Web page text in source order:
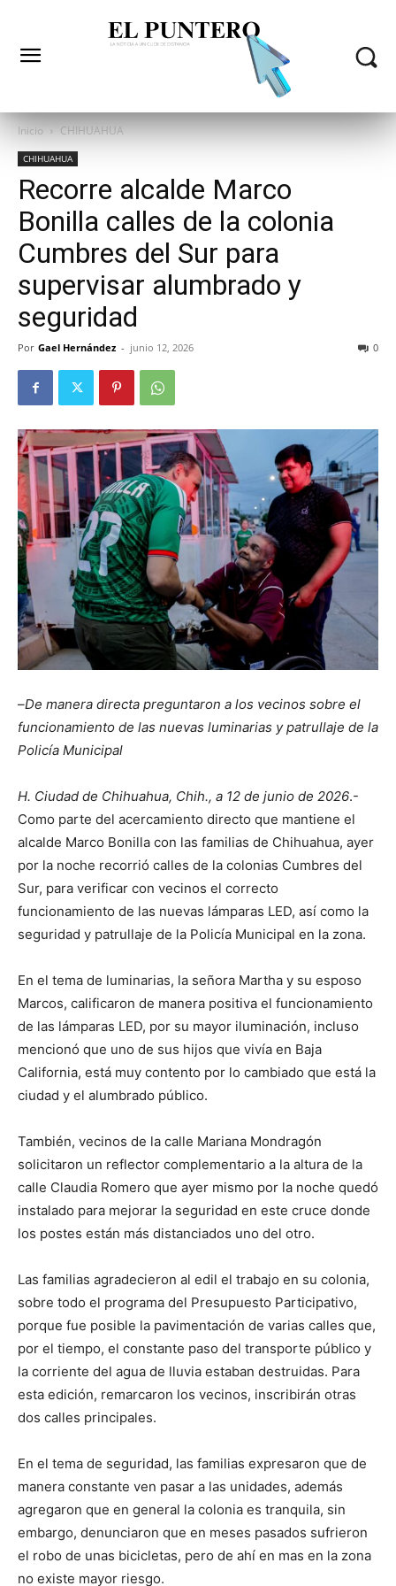
Inicio CHIHUAHUA
CHIHUAHUA
Recorre alcalde Marco
Bonilla calles de la colonia
Cumbres del Sur para
supervisar alumbrado y
seguridad
Por Gael Hernández - junio 12, 2026 0
–De manera directa preguntaron a los vecinos sobre el
funcionamiento de las nuevas luminarias y patrullaje de la
Policía Municipal
H. Ciudad de Chihuahua, Chih., a 12 de junio de 2026.-
Como parte del acercamiento directo que mantiene el
alcalde Marco Bonilla con las familias de Chihuahua, ayer
por la noche recorrió calles de la colonias Cumbres del
Sur, para verificar con vecinos el correcto
funcionamiento de las nuevas lámparas LED, así como la
seguridad y patrullaje de la Policía Municipal en la zona.
En el tema de luminarias, la señora Martha y su esposo
Marcos, calificaron de manera positiva el funcionamiento
de las lámparas LED, por su mayor iluminación, incluso
mencionó que uno de sus hijos que vivía en Baja
California, está muy contento por lo cambiado que está la
ciudad y el alumbrado público.
También, vecinos de la calle Mariana Mondragón
solicitaron un reflector complementario a la altura de la
calle Claudia Romero que ayer mismo por la noche quedó
instalado para mejorar la seguridad en este cruce donde
los postes están más distanciados uno del otro.
Las familias agradecieron al edil el trabajo en su colonia,
sobre todo el programa del Presupuesto Participativo,
porque fue posible la pavimentación de varias calles que,
por el tiempo, el constante paso del transporte público y
la corriente del agua de lluvia estaban destruidas. Para
esta edición, remarcaron los vecinos, inscribirán otras
dos calles principales.
En el tema de seguridad, las familias expresaron que de
manera constante ven pasar a las unidades, además
agregaron que en general la colonia es tranquila, sin
embargo, denunciaron que en meses pasados sufrieron
el robo de unas bicicletas, pero de ahí en mas en la zona
no existe mayor riesgo.